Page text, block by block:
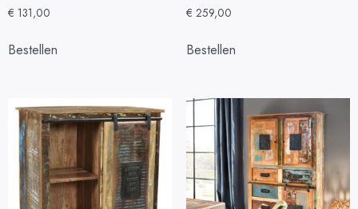
€ 131,00
Bestellen
€ 259,00
Bestellen